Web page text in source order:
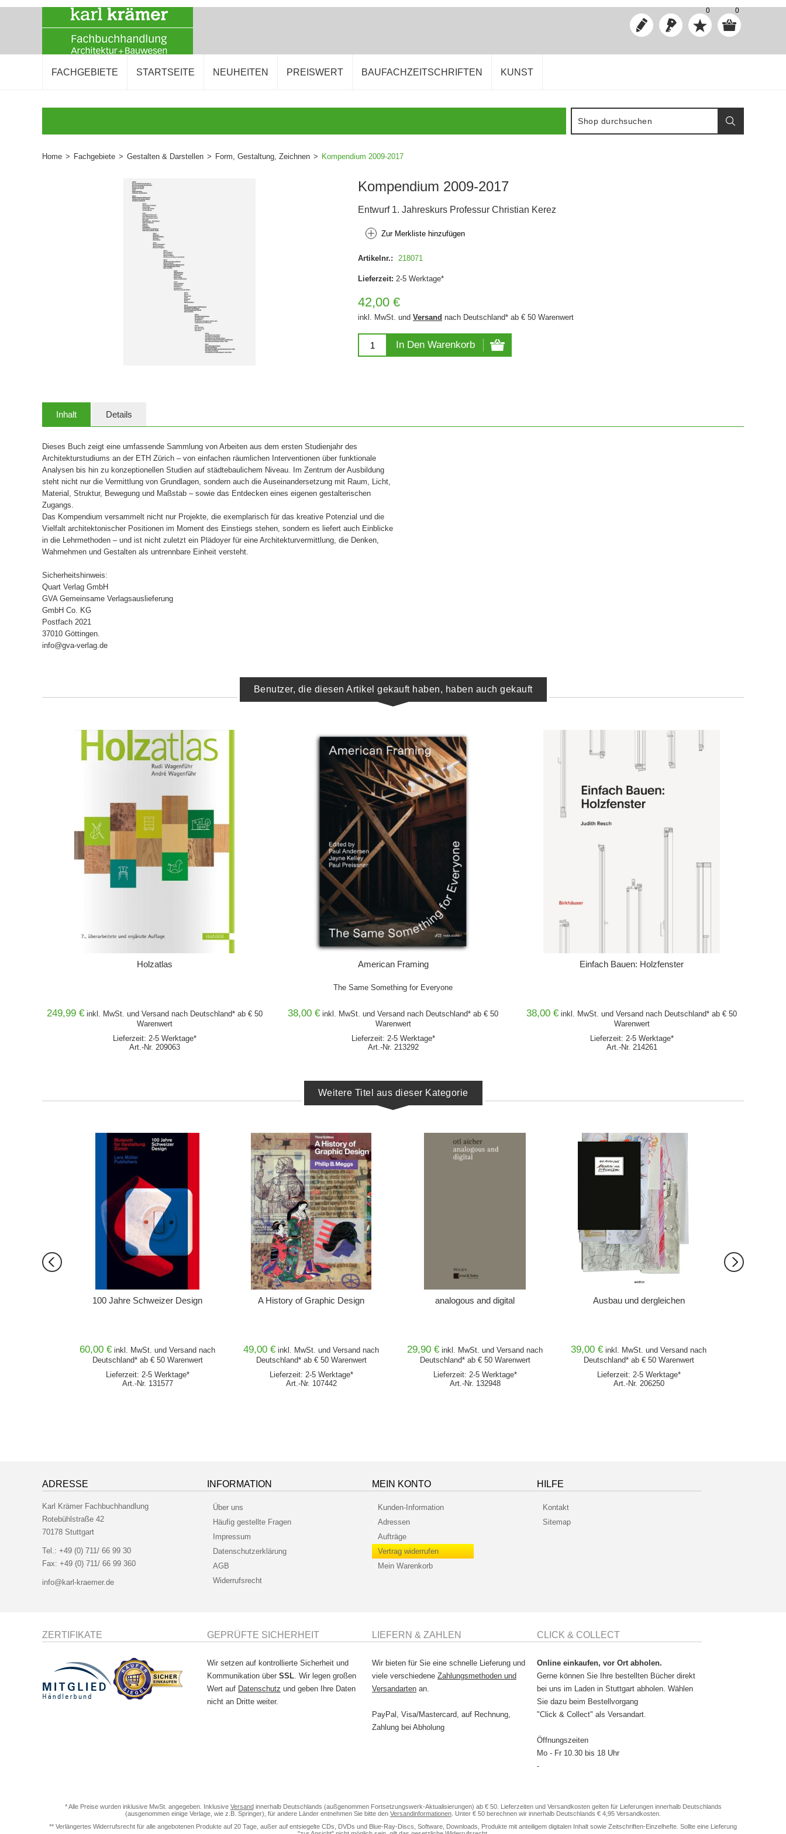
0 0
FACHGEBIETE STARTSEITE NEUHEITEN PREISWERT BAUFACHZEITSCHRIFTEN KUNST
Home > Fachgebiete > Gestalten & Darstellen > Form, Gestaltung, Zeichnen > Kompendium 2009-2017
Kompendium 2009-2017
Entwurf 1. Jahreskurs Professur Christian Kerez
Zur Merkliste hinzufügen
Artikelnr.: 218071
Lieferzeit: 2-5 Werktage*
42,00 €
inkl. MwSt. und Versand nach Deutschland* ab € 50 Warenwert
In Den Warenkorb
Inhalt Details
Dieses Buch zeigt eine umfassende Sammlung von Arbeiten aus dem ersten Studienjahr des
Architekturstudiums an der ETH Zürich – von einfachen räumlichen Interventionen über funktionale
Analysen bis hin zu konzeptionellen Studien auf städtebaulichem Niveau. Im Zentrum der Ausbildung
steht nicht nur die Vermittlung von Grundlagen, sondern auch die Auseinandersetzung mit Raum, Licht,
Material, Struktur, Bewegung und Maßstab – sowie das Entdecken eines eigenen gestalterischen
Zugangs.
Das Kompendium versammelt nicht nur Projekte, die exemplarisch für das kreative Potenzial und die
Vielfalt architektonischer Positionen im Moment des Einstiegs stehen, sondern es liefert auch Einblicke
in die Lehrmethoden – und ist nicht zuletzt ein Plädoyer für eine Architekturvermittlung, die Denken,
Wahrnehmen und Gestalten als untrennbare Einheit versteht.
Sicherheitshinweis:
Quart Verlag GmbH
GVA Gemeinsame Verlagsauslieferung
GmbH Co. KG
Postfach 2021
37010 Göttingen.
info@gva-verlag.de
Benutzer, die diesen Artikel gekauft haben, haben auch gekauft
Holzatlas
249,99 € inkl. MwSt. und Versandnach Deutschland* ab € 50
Warenwert
Lieferzeit: 2-5 Werktage*
Art.-Nr. 209063
IN DEN WARENKORB
American Framing
The Same Something for Everyone
38,00 € inkl. MwSt. und Versand nach Deutschland* ab € 50
Warenwert
Lieferzeit: 2-5 Werktage*
Art.-Nr. 213292
IN DEN WARENKORB
Einfach Bauen: Holzfenster
38,00 € inkl. MwSt. und Versand nach Deutschland* ab € 50
Warenwert
Lieferzeit: 2-5 Werktage*
Art.-Nr. 214261
Weitere Titel aus dieser Kategorie
100 Jahre Schweizer Design
60,00 € inkl. MwSt. und Versand nach
Deutschland* ab € 50 Warenwert
Lieferzeit: 2-5 Werktage*
Art.-Nr. 131577
IN DEN WARENKORB
A History of Graphic Design
49,00 € inkl. MwSt. und Versand nach
Deutschland* ab € 50 Warenwert
Lieferzeit: 2-5 Werktage*
Art.-Nr. 107442
IN DEN WARENKORB
analogous and digital
29,90 € inkl. MwSt. und Versand nach
Deutschland* ab € 50 Warenwert
Lieferzeit: 2-5 Werktage*
Art.-Nr. 132948
IN DEN WARENKORB
Ausbau und dergleichen
39,00 € inkl. MwSt. und Versand nach
Deutschland* ab € 50 Warenwert
Lieferzeit: 2-5 Werktage*
Art.-Nr. 206250
IN DEN WARENKORB
ADRESSE
Karl Krämer Fachbuchhandlung
Rotebühlstraße 42
70178 Stuttgart
Tel.: +49 (0) 711/ 66 99 30
Fax: +49 (0) 711/ 66 99 360
info@karl-kraemer.de
INFORMATION
Über uns
Häufig gestellte Fragen
Impressum
Datenschutzerklärung
AGB
Widerrufsrecht
MEIN KONTO
Kunden-Information
Adressen
Aufträge
Vertrag widerrufen
Mein Warenkorb
HILFE
Kontakt
Sitemap
ZERTIFIKATE GEPRÜFTE SICHERHEIT
Wir setzen auf kontrollierte Sicherheit und
Kommunikation über SSL. Wir legen großen
Wert auf Datenschutz und geben Ihre Daten
nicht an Dritte weiter.
LIEFERN & ZAHLEN
Wir bieten für Sie eine schnelle Lieferung und
viele verschiedene Zahlungsmethoden und
Versandarten an.
PayPal, Visa/Mastercard, auf Rechnung,
Zahlung bei Abholung
CLICK & COLLECT
Online einkaufen, vor Ort abholen.
Gerne können Sie Ihre bestellten Bücher direkt
bei uns im Laden in Stuttgart abholen. Wählen
Sie dazu beim Bestellvorgang
"Click & Collect" als Versandart.
Öffnungszeiten
Mo - Fr 10.30 bis 18 Uhr
-
* Alle Preise wurden inklusive MwSt. angegeben. Inklusive Versand innerhalb Deutschlands (außgenommen Fortsetzungswerk-Aktualisierungen) ab € 50. Lieferzeiten und Versandkosten gelten für Lieferungen innerhalb Deutschlands
(ausgenommen einige Verlage, wie z.B. Springer), für andere Länder entnehmen Sie bitte den Versandinformationen . Unter € 50 berechnen wir innerhalb Deutschlands € 4,95 Versandkosten.
** Verlängertes Widerrufsrecht für alle angebotenen Produkte auf 20 Tage, außer auf entsiegelte CDs, DVDs und Blue-Ray-Discs, Software, Downloads, Produkte mit anteiligem digitalen Inhalt sowie Zeitschriften-Einzelhefte. Sollte eine Lieferung